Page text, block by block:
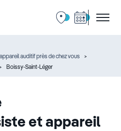
auditif près de chez vous
Boissy-Saint-Léger
et appareil